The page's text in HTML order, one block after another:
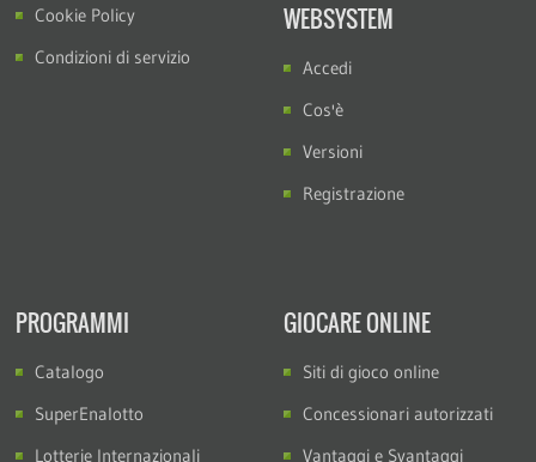
Cookie Policy
Condizioni di servizio
WEBSYSTEM
Accedi
Cos'è
Versioni
Registrazione
PROGRAMMI
Catalogo
SuperEnalotto
Lotterie Internazionali
GIOCARE ONLINE
Siti di gioco online
Concessionari autorizzati
Vantaggi e Svantaggi